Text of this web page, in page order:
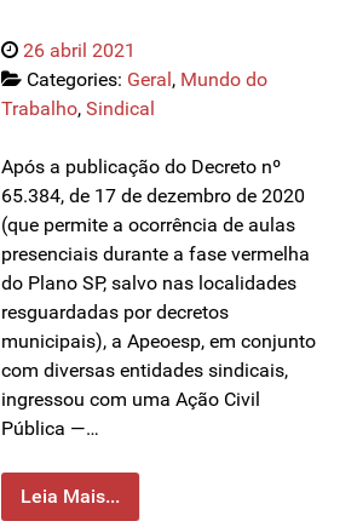
26 abril 2021
Categories: Geral , Mundo do
Trabalho, Sindical
Após a publicação do Decreto nº
65.384, de 17 de dezembro de 2020
(que permite a ocorrência de aulas
presenciais durante a fase vermelha
do Plano SP, salvo nas localidades
resguardadas por decretos
municipais), a Apeoesp, em conjunto
com diversas entidades sindicais,
ingressou com uma Ação Civil
Pública —…
Leia Mais...